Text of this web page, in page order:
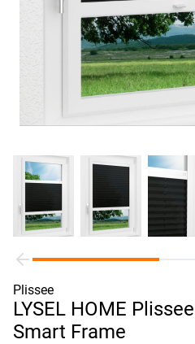
Plissee
LYSEL HOME
Smart Frame